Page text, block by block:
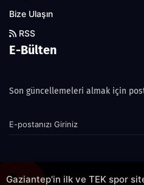
Bize Ulaşın
RSS
E-Bülten
Son güncellemeleri almak için
Gaziantep'in ilk ve TEK spor